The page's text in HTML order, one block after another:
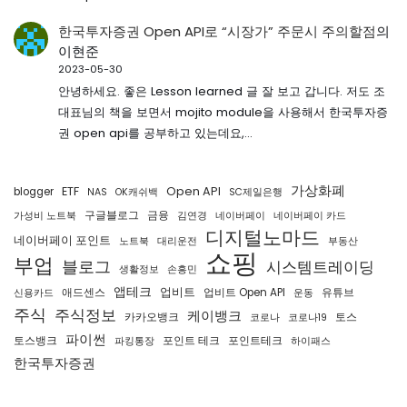
한국투자증권 Open API로 “시장가” 주문시 주의할점의
이현준
2023-05-30
안녕하세요. 좋은 Lesson learned 글 잘 보고 갑니다. 저도 조
대표님의 책을 보면서 mojito module을 사용해서 한국투자증
권 open api를 공부하고 있는데요,…
blogger ETF NAS OK캐쉬백 Open API SC제일은행 가상화폐
가성비 노트북 구글블로그 금융 김연경 네이버페이 네이버페이 카드
네이버페이 포인트 노트북 대리운전 디지털노마드 부동산
부업 블로그 생활정보 손흥민 쇼핑 시스템트레이딩
신용카드 애드센스 앱테크 업비트 업비트 Open API 운동 유튜브
주식 주식정보 카카오뱅크 케이뱅크 코로나 코로나19
토스
토스뱅크
파이썬 파킹통장 포인트 테크 포인트테크 하이패스
한국투자증권